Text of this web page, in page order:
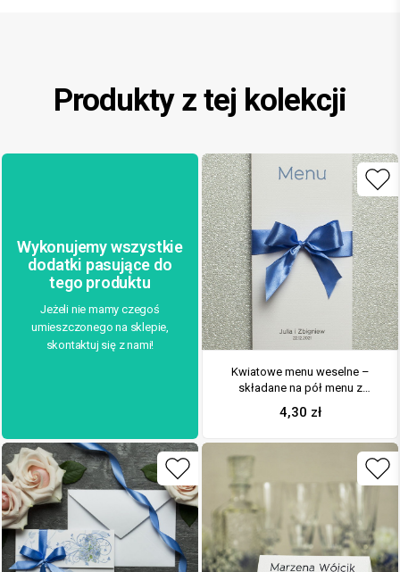
Produkty z tej kolekcji
Wykonujemy wszystkie
dodatki pasujące do
tego produktu
Jeżeli nie mamy czegoś
umieszczonego na sklepie,
skontaktuj się z nami!
Kwiatowe menu weselne –
składane na pół menu z
niebiesko-zielonymi kwiatami
oraz niebieską wstążką
4,30 zł